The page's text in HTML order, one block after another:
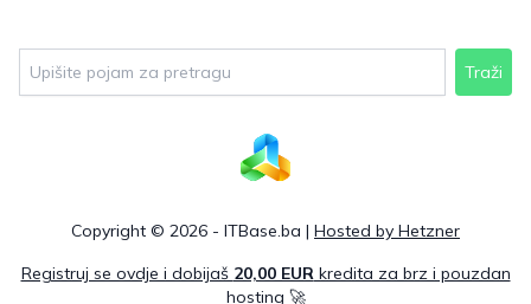
Traži
Copyright © 2026 - ITBase.ba | Hosted by Hetzner
Registruj se ovdje i dobijaš 20,00 EURkredita za brz i pouzdan
hosting 🚀